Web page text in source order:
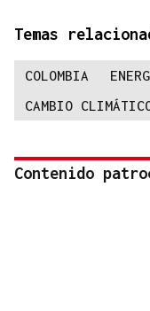
Temas
COLOMBIA
CAMBIO
Contenido